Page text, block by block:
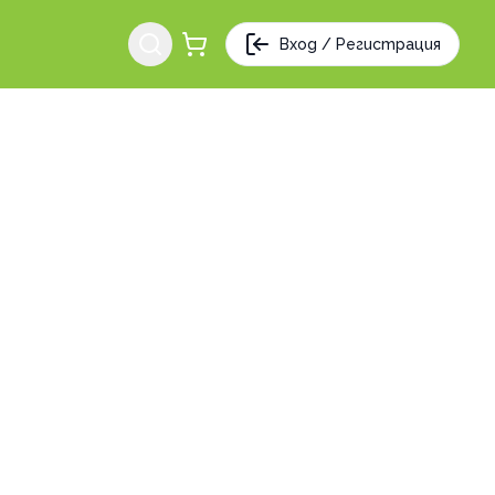
Вход / Регистрация